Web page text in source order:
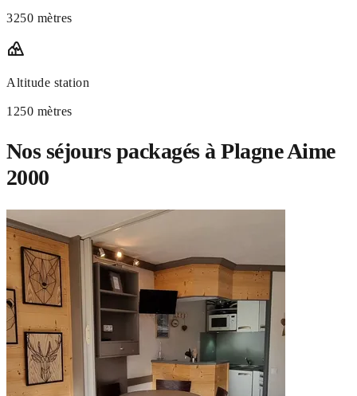
3250 mètres
Altitude station
1250 mètres
Nos séjours packagés à Plagne Aime
2000